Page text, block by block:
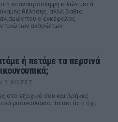
η επαναπρόσληψη κιλών μετά
θέλησης, αλλά βαθιά
που ο εγκέφαλος
πρώτων ανθρώπων.
ή πετάμε τα περσινά
3 ΜΈΡΕΣ
στο εξοχικό σου και βρήκες
μπουκαλάκια. Τα πετάς ή όχι;